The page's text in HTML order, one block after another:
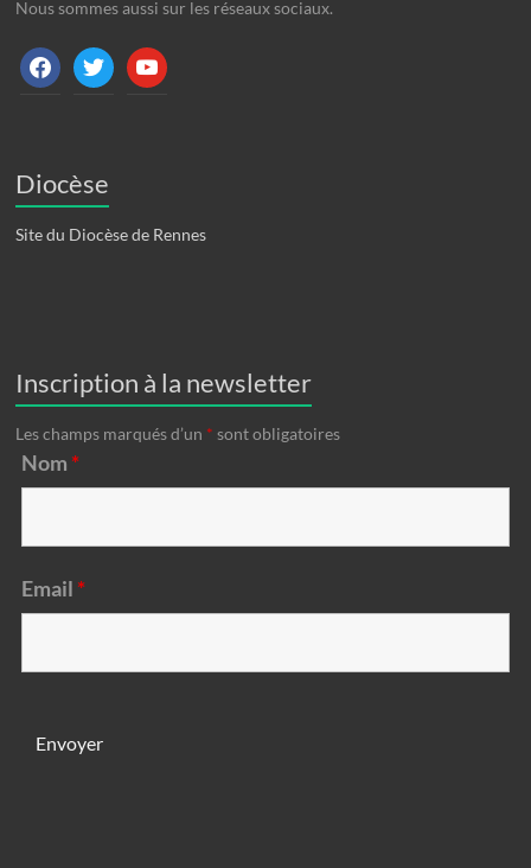
Nous sommes aussi sur les réseaux sociaux.
facebooktwitter youtube
Diocèse
Site du Diocèse de Rennes
Inscription à la newsletter
Les champs marqués d’un * sont obligatoires
Nom *
Email *